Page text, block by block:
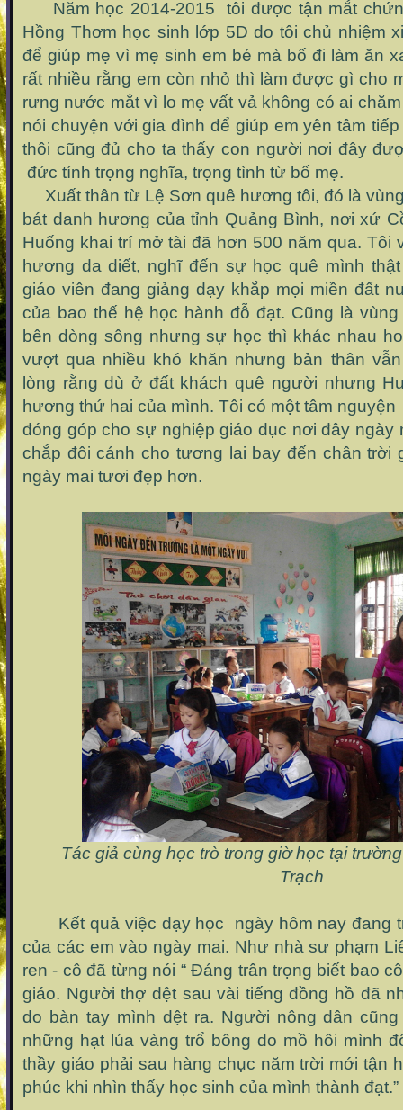
Năm học 2014-2015 tôi được tận mắt
Hồng Thơm học sinh lớp 5D do tôi chủ nhiệm
để giúp mẹ vì mẹ sinh em bé mà bố đi làm ăn
rất nhiều rằng em còn nhỏ thì làm được gì cho
rưng nước mắt vì lo mẹ vất vả không có ai
nói chuyện với gia đình để giúp em yên tâm
thôi cũng đủ cho ta thấy con người nơi đây
đức tính trọng nghĩa, trọng tình từ bố mẹ.
Xuất thân từ Lệ Sơn quê hương tôi, đó là
bát danh hương của tỉnh Quảng Bình, nơi xứ
Huống khai trí mở tài đã hơn 500 năm qua. Tôi
hương da diết, nghĩ đến sự học quê mình
giáo viên đang giảng dạy khắp mọi miền đất
của bao thế hệ học hành đỗ đạt. Cũng là
bên dòng sông nhưng sự học thì khác nhau
vượt qua nhiều khó khăn nhưng bản thân
lòng rằng dù ở đất khách quê người nhưng
hương thứ hai của mình. Tôi có một tâm
đóng góp cho sự nghiệp giáo dục nơi đây ngày
chắp đôi cánh cho tương lai bay đến chân trời
ngày mai tươi đẹp hơn.
Tác giả cùng học trò trong giờ học tại
Trạch
Kết quả việc dạy học ngày hôm nay đang
của các em vào ngày mai. Như nhà sư phạm
ren - cô đã từng nói “ Đáng trân trọng biết bao
giáo. Người thợ dệt sau vài tiếng đồng hồ đã
do bàn tay mình dệt ra. Người nông dân
những hạt lúa vàng trổ bông do mồ hôi mình
thầy giáo phải sau hàng chục năm trời mới tận
phúc khi nhìn thấy học sinh của mình thành đạt.”